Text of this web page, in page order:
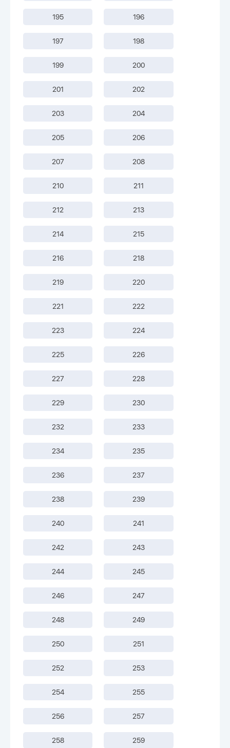
195 196
197 198
199 200
201 202
203 204
205 206
207 208
210 211
212 213
214 215
216 218
219 220
221 222
223 224
225 226
227 228
229 230
232 233
234 235
236 237
238 239
240 241
242 243
244 245
246 247
248 249
250 251
252 253
254 255
256 257
258 259